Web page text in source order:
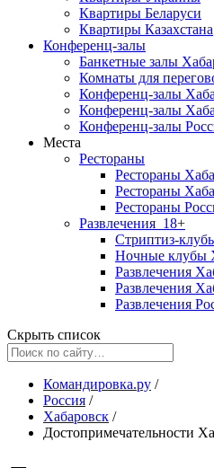
Квартиры Беларуси
Квартиры Казахстана
Конференц-залы
Банкетные залы
Комнаты для
Конференц-залы
Конференц-залы
Конференц-залы
Места
Рестораны
Рестораны
Рестораны
Рестораны
Развлечения 18+
Стриптиз-
Ночные клубы
Развлечения
Развлечения
Развлечения
Скрыть список
Командировка.ру /
Россия /
Хабаровск /
Достопримечательности